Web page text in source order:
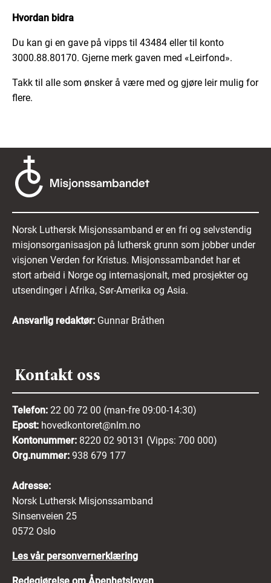
Hvordan bidra
Du kan gi en gave på vipps til 43484 eller til konto
3000.88.80170. Gjerne merk gaven med «Leirfond».
Takk til alle som ønsker å være med og gjøre leir mulig for
flere.
Norsk Luthersk Misjonssamband er en fri og selvstendig
misjonsorganisasjon på luthersk grunn som jobber under
visjonen Verden for Kristus. Misjonssambandet har et
stort arbeid i Norge og internasjonalt, med prosjekter og
utsendinger i Afrika, Sør-Amerika og Asia.
Ansvarlig redaktør: Gunnar Bråthen
Kontakt oss
Telefon: 22 00 72 00 (man-fre 09:00-14:30)
Epost: hovedkontoret@nlm.no
Kontonummer: 8220 02 90131 (Vipps: 700 000)
Org.nummer: 938 679 177
Adresse:
Norsk Luthersk Misjonssamband
Sinsenveien 25
0572 Oslo
Les vår personvernerklæring